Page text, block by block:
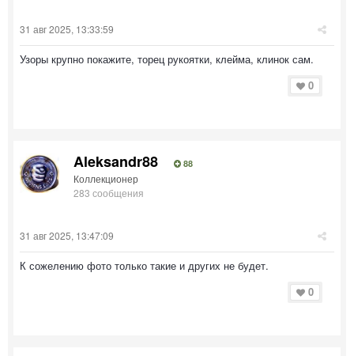
31 авг 2025, 13:33:59
Узоры крупно покажите, торец рукоятки, клейма, клинок сам.
0
Aleksandr88 88
Коллекционер
283 сообщения
31 авг 2025, 13:47:09
К сожелению фото только такие и других не будет.
0